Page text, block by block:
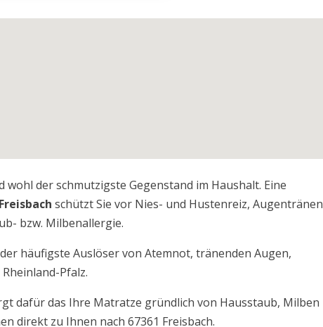
wohl der schmutzigste Gegenstand im Haushalt. Eine
schützt Sie vor Nies- und Hustenreiz, Augentränen
bzw. Milbenallergie.
häufigste Auslöser von Atemnot, tränenden Augen,
Pfalz.
dafür das Ihre Matratze gründlich von Hausstaub, Milben
direkt zu Ihnen nach 67361 Freisbach.